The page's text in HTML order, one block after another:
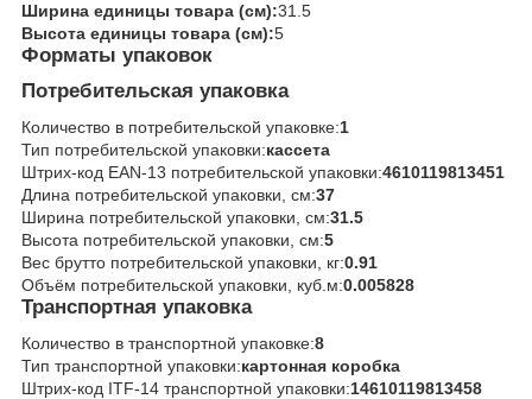
Ширина единицы товара (см):31.5
Высота единицы товара (см):5
Форматы упаковок
Потребительская упаковка
Количество в потребительской упаковке:1
Тип потребительской упаковки:кассета
Штрих-код EAN-13 потребительской упаковки:4610119813451
Длина потребительской упаковки, см:37
Ширина потребительской упаковки, см:31.5
Высота потребительской упаковки, см:5
Вес брутто потребительской упаковки, кг:0.91
Объём потребительской упаковки, куб.м:0.005828
Транспортная упаковка
Количество в транспортной упаковке:8
Тип транспортной упаковки:картонная коробка
Штрих-код ITF-14 транспортной упаковки:14610119813458